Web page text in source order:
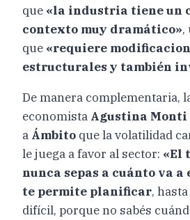
que «la industria tiene un
contexto muy dramático»,
que «requiere
estructurales y también
De manera complementaria,
economista Agustina Monti
a Ámbito que la volatilidad
le juega a favor al sector: «El
nunca sepas a cuánto va
te permite planificar,
difícil, porque no sabés